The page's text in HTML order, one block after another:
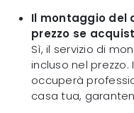
Il montaggio del
prezzo se
Sì, il servizio di
incluso nel
occuperà
casa tua,